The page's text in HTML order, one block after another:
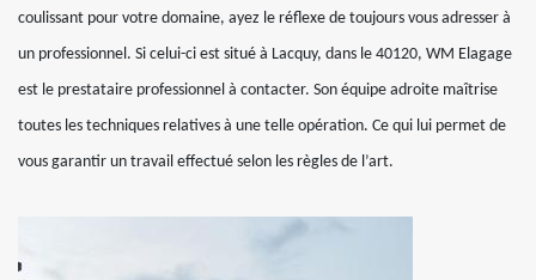
coulissant pour votre domaine, ayez le réflexe de toujours vous adresser à
un professionnel. Si celui-ci est situé à Lacquy, dans le 40120, WM Elagage
est le prestataire professionnel à contacter. Son équipe adroite maîtrise
toutes les techniques relatives à une telle opération. Ce qui lui permet de
vous garantir un travail effectué selon les règles de l’art.